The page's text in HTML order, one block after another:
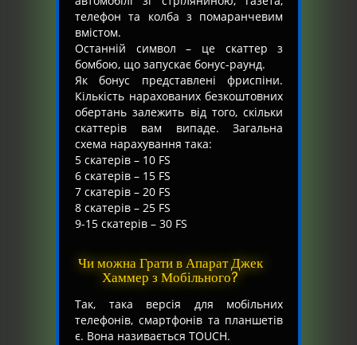
телефон та колба з помаранчевим
вмістом.
Останній символ – це скаттер з
бомбою, що запускає бонус-раунд.
Як бонус представлені фриспіни.
Кількість нарахованих безкоштовних
обертань залежить від того, скільки
скаттерів вам випаде. Загальна
схема нарахування така:
5 скатерів – 10 FS
6 скатерів – 15 FS
7 скатерів – 20 FS
8 скатерів – 25 FS
9-15 скатерів – 30 FS
Чи можна Грати в Апарат Джек
Хаммер з Мобільного?
Так, така версія для мобільних
телефонів, смартфонів та планшетів
є. Вона називається TOUCH.